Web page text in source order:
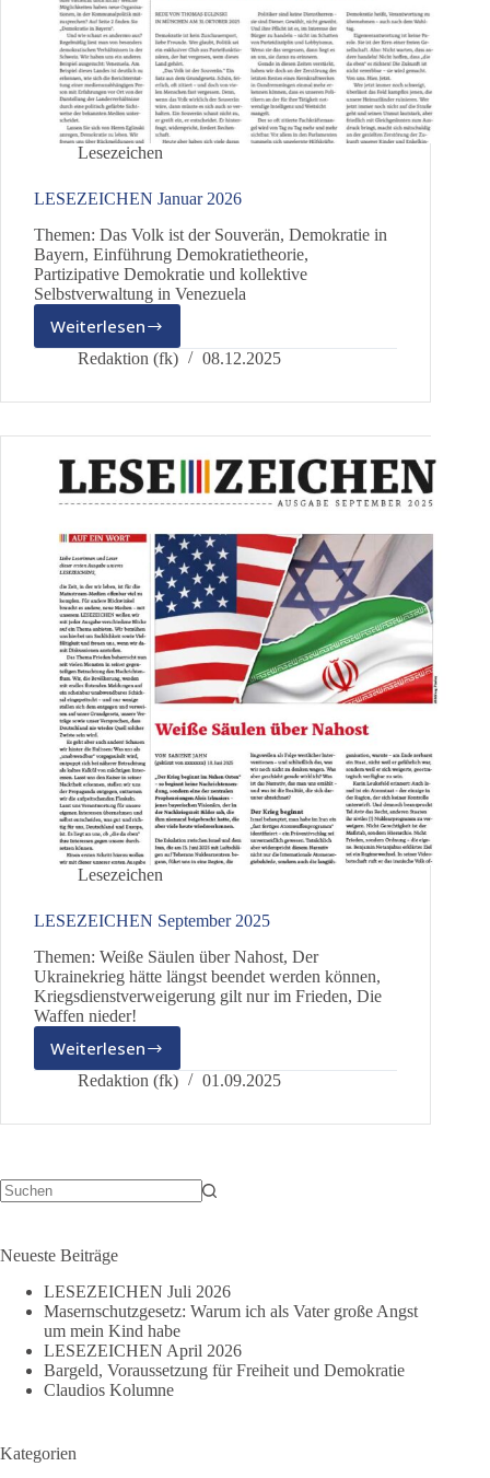
Lesezeichen
LESEZEICHEN Januar 2026
Themen: Das Volk ist der Souverän, Demokratie in
Bayern, Einführung Demokratietheorie,
Partizipative Demokratie und kollektive
Selbstverwaltung in Venezuela
WeiterlesenLESEZEICHEN
Januar
Redaktion (fk) 08.12.2025
Lesezeichen
LESEZEICHEN September 2025
Themen: Weiße Säulen über Nahost, Der
Ukrainekrieg hätte längst beendet werden können,
Kriegsdienstverweigerung gilt nur im Frieden, Die
Waffen nieder!
WeiterlesenLESEZEICHEN
September
Redaktion (fk) 01.09.2025
Neueste Beiträge
LESEZEICHEN Juli 2026
Masernschutzgesetz: Warum ich als Vater große Angst
um mein Kind habe
LESEZEICHEN April 2026
Bargeld, Voraussetzung für Freiheit und Demokratie
Claudios Kolumne
Kategorien